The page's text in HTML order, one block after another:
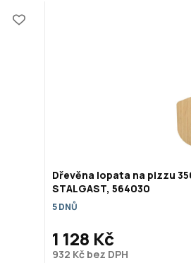
Dřevěna lopata na pizzu
STALGAST, 564030
5 DNŮ
932 Kč bez DPH
1 128 Kč